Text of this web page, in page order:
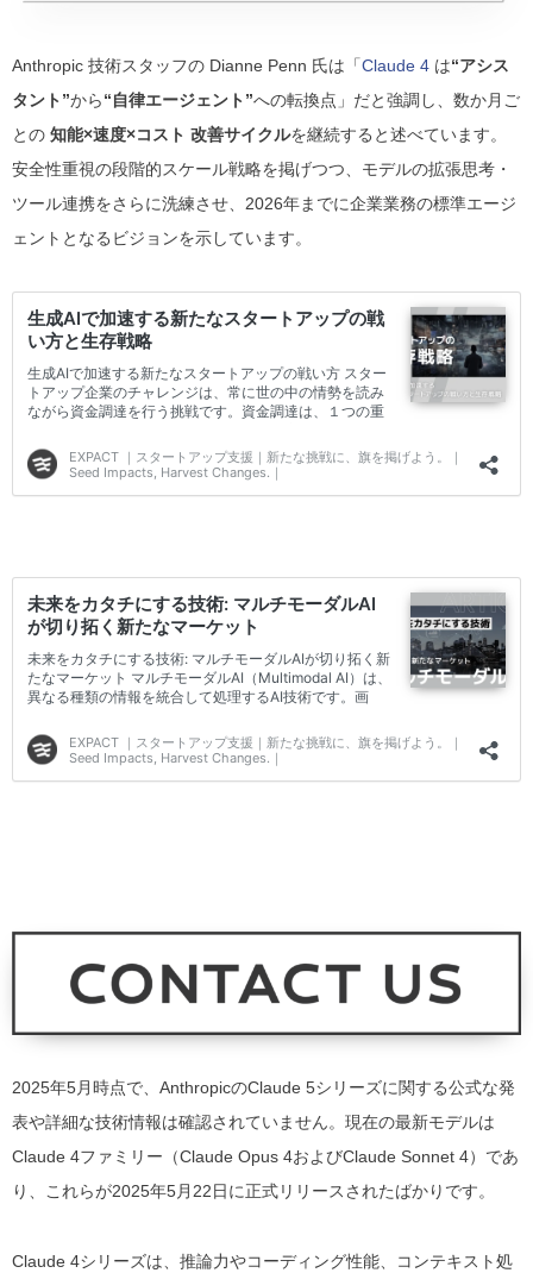
Anthropic 技術スタッフの Dianne Penn 氏は「Claude 4 は“アシス
タント”から“自律エージェント”への転換点」だと強調し、数か月ご
との 知能×速度×コスト 改善サイクルを継続すると述べています。
安全性重視の段階的スケール戦略を掲げつつ、モデルの拡張思考・
ツール連携をさらに洗練させ、2026年までに企業業務の標準エージ
ェントとなるビジョンを示しています。
2025年5月時点で、AnthropicのClaude 5シリーズに関する公式な発
表や詳細な技術情報は確認されていません。現在の最新モデルは
Claude 4ファミリー（Claude Opus 4およびClaude Sonnet 4）であ
り、これらが2025年5月22日に正式リリースされたばかりです。
Claude 4シリーズは、推論力やコーディング性能、コンテキスト処